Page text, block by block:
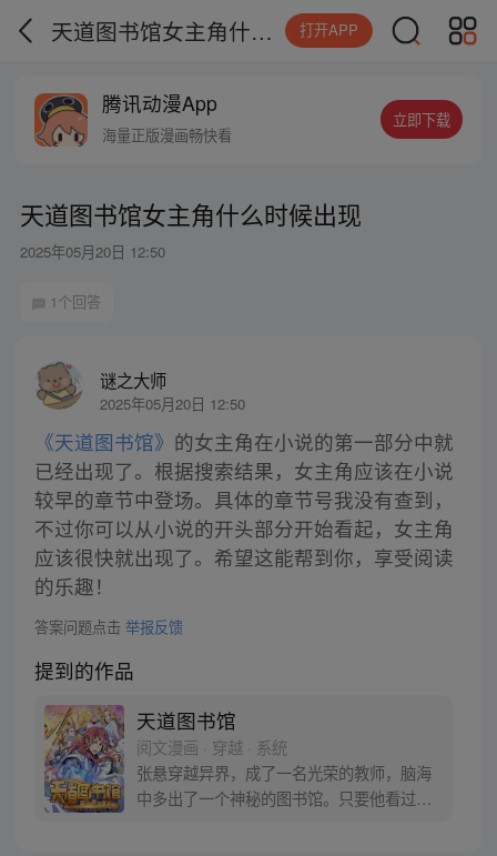
天道图书馆女主角什么时候出现 打开APP
腾讯动漫App
海量正版漫画畅快看
立即下载
天道图书馆女主角什么时候出现
2025年05月20日 12:50
1个回答
谜之大师
2025年05月20日 12:50
《天道图书馆》 的女主角在小说的第一部分中就
已经出现了。根据搜索结果，女主角应该在小说
较早的章节中登场。具体的章节号我没有查到，
不过你可以从小说的开头部分开始看起，女主角
应该很快就出现了。希望这能帮到你，享受阅读
的乐趣！
答案问题点击 举报反馈
提到的作品
天道图书馆
阅文漫画 · 穿越 · 系统
张悬穿越异界，成了一名光荣的教师，脑海
中多出了一个神秘的图书馆。只要他看过的